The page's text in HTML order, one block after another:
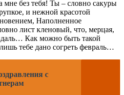
без тебя! Ты – словно сакуры
и нежной красотой
Наполненное
лист кленовый, что, мерцая,
Как можно быть такой
тебе дано согреть февраль…
с